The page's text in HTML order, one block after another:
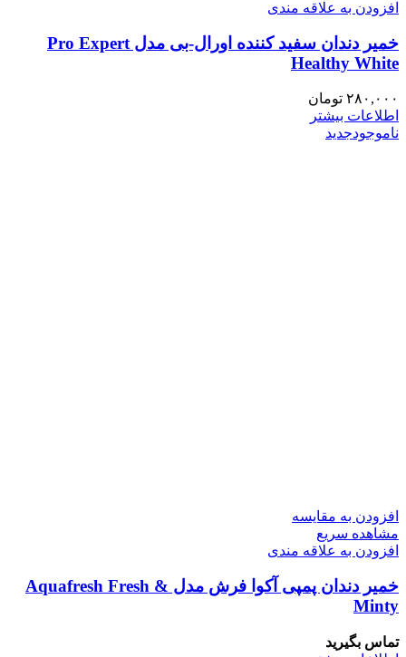
افزودن به علاقه مندی
خمیر دندان سفید کننده اورال-بی مدل Pro Expert
Healthy White
۲۸۰,۰۰۰ تومان
اطلاعات بیشتر
ناموجودجدید
افزودن به مقایسه
مشاهده سریع
افزودن به علاقه مندی
خمیر دندان پمپی آکوا فرش مدل Aquafresh Fresh &
Minty
تماس بگیرید